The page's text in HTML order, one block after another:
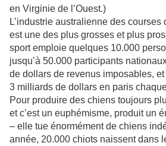
en Virginie de l’Ouest.)
L’industrie australienne des courses
est une des plus grosses et plus
sport emploie quelques 10.000
jusqu’à 50.000 participants
de dollars de revenus imposables,
3 milliards de dollars en paris
Pour produire des chiens toujours
et c’est un euphémisme, produit un
– elle tue énormément de chiens
année, 20.000 chiots naissent dans